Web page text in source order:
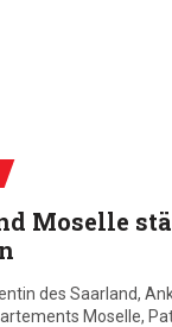
Moselle
des Saarland,
Moselle,